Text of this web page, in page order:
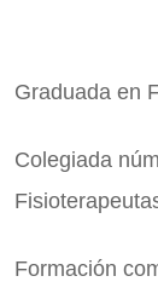
Graduada en
Colegiada
Formación